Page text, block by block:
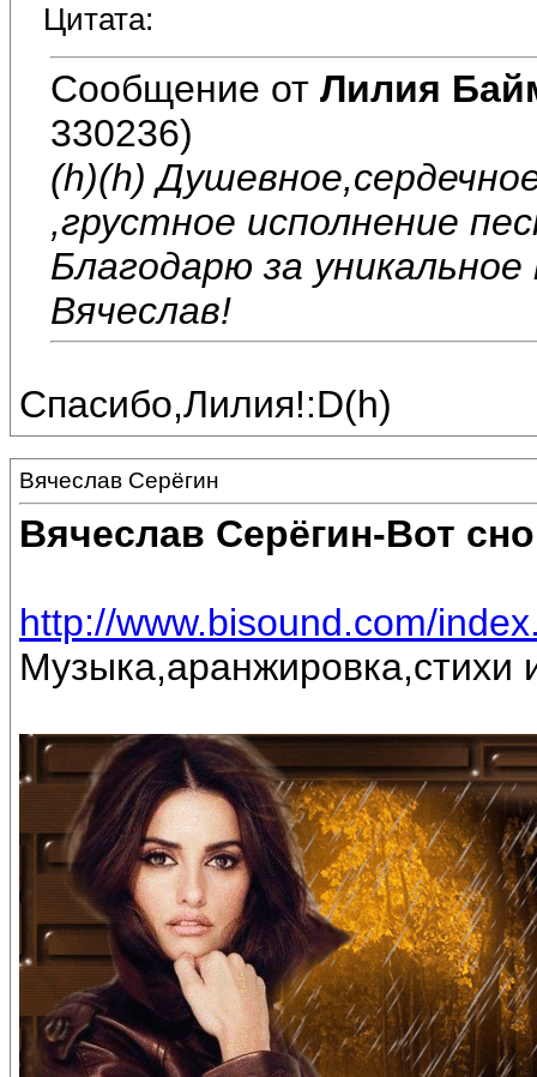
Цитата:
Сообщение от Лилия
330236)
(h)(h)
,грустное исполнение
Благодарю за
Вячеслав!
Спасибо,Лилия!:D(h)
Вячеслав Серёгин
Вячеслав Серёгин-Вот
http://www.bisound.com/
Музыка,аранжировка,стихи